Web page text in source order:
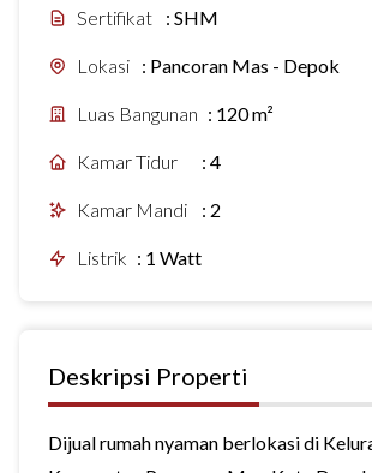
Sertifikat : SHM
Lokasi : Pancoran Mas - Depok
Luas Bangunan : 120 m²
Kamar Tidur : 4
Kamar Mandi : 2
Listrik : 1 Watt
Deskripsi Properti
Dijual rumah nyaman berlokasi di